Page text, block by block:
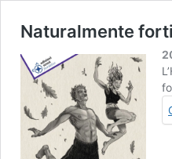
Naturalmente forti